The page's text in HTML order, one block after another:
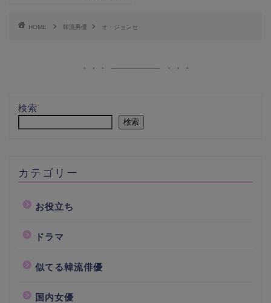
HOME 韓流男優 オ・ジョンセ
検索
検索
カテゴリー
お役立ち
ドラマ
似てる韓流俳優
国内女優